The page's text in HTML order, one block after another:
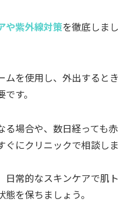
や紫外線対策を徹底しまし
ムを使用し、外出するとき
す。
る場合や、数日経っても赤
ぐにクリニックで相談しま
日常的なスキンケアで肌ト
を保ちましょう。